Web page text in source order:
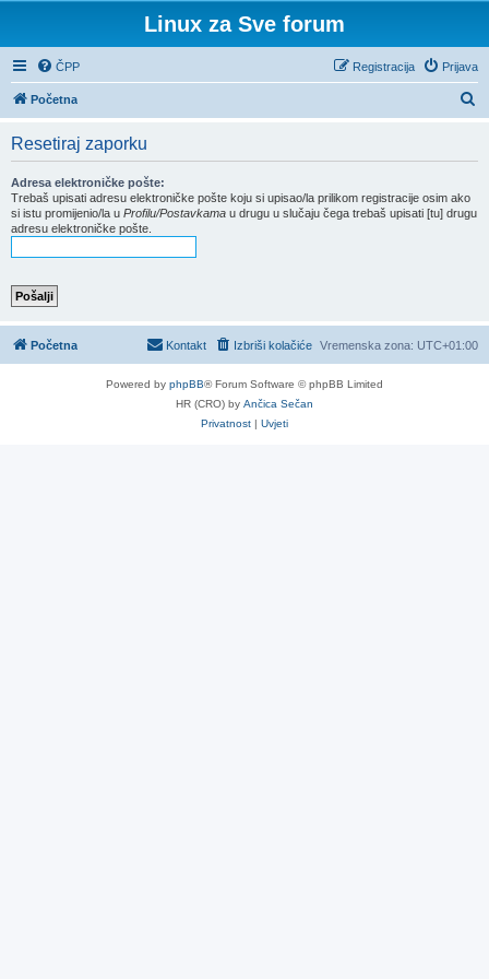
Linux za Sve forum
ČPP Prijava
Registracija
Početna
Resetiraj zaporku
Adresa elektroničke pošte:
Trebaš upisati adresu elektroničke pošte koju si upisao/la prilikom registracije osim ako
si istu promijenio/la u Profilu/Postavkama u drugu u slučaju čega trebaš upisati [tu] drugu
adresu elektroničke pošte.
Početna Vremenska zona: UTC+01:00
Izbriši kolačiće
Kontakt
Powered by phpBB® Forum Software © phpBB Limited
HR (CRO) by Ančica Sečan
Privatnost | Uvjeti